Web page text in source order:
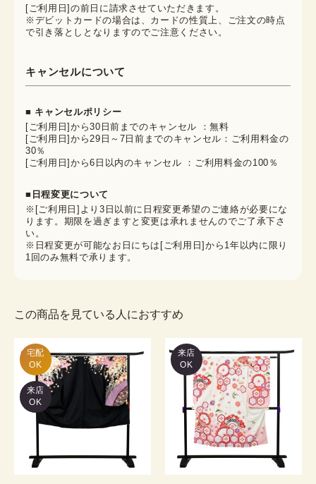
[ご利用日]の前日に請求させていただきます。
※デビットカードの場合は、カードの性質上、ご注文の時点
で引き落としとなりますのでご注意ください。
キャンセルについて
■ キャンセルポリシー
[ご利用日]から30日前までのキャンセル ：無料
[ご利用日]から29日～7日前までのキャンセル：ご利用料金の
30％
[ご利用日]から6日以内のキャンセル ：ご利用料金の100％
■日程変更について
※[ご利用日]より3日以前に日程変更希望のご連絡が必要にな
ります。期限を過ぎますと変更は承れませんのでご了承下さ
い。
※日程変更が可能なお日にちは[ご利用日]から1年以内に限り
1回のみ無料で承ります。
この商品を見ている人におすすめ
宅配
OK
来店
OK
来店
OK